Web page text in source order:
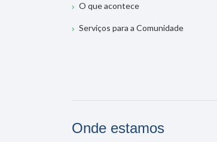
O que acontece
Serviços para a Comunidade
Onde estamos